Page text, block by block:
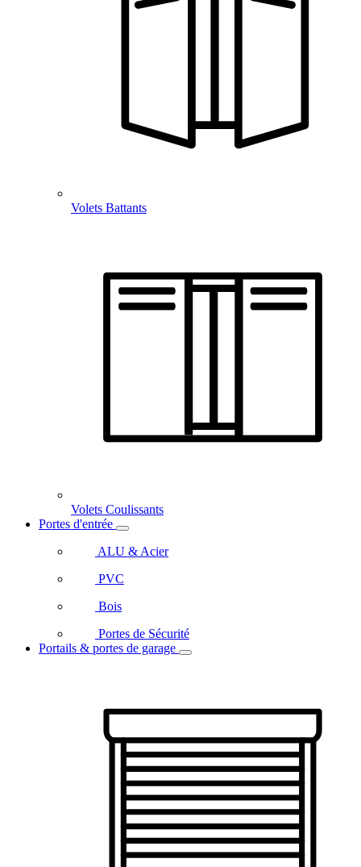
Volets Battants
Volets Coulissants
Portes d'entrée
ALU & Acier
PVC
Bois
Portes de Sécurité
Portails & portes de garage